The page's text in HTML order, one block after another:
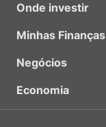
Onde investir
Minhas Finanças
Negócios
Economia